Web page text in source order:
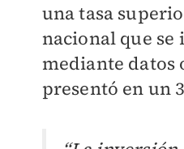
una tasa
nacional que
mediante datos
presentó en un